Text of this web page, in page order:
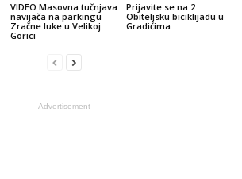
VIDEO Masovna tučnjava
navijača na parkingu
Zračne luke u Velikoj
Gorici
Prijavite se na 2.
Obiteljsku biciklijadu u
Gradićima
- Advertisement -